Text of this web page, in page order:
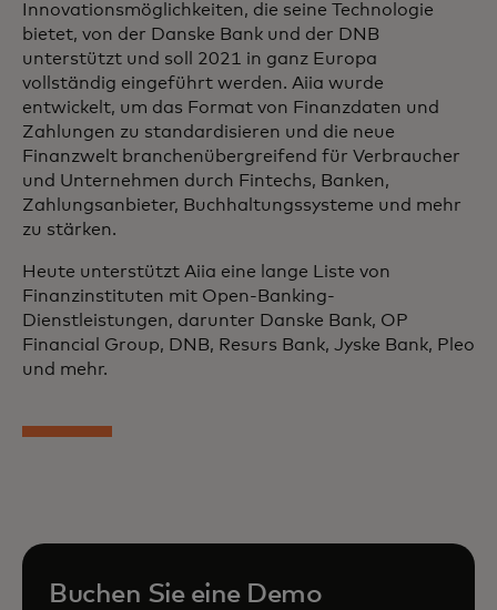
Innovationsmöglichkeiten, die seine Technologie
bietet, von der Danske Bank und der DNB
unterstützt und soll 2021 in ganz Europa
vollständig eingeführt werden. Aiia wurde
entwickelt, um das Format von Finanzdaten und
Zahlungen zu standardisieren und die neue
Finanzwelt branchenübergreifend für Verbraucher
und Unternehmen durch Fintechs, Banken,
Zahlungsanbieter, Buchhaltungssysteme und mehr
zu stärken.
Heute unterstützt Aiia eine lange Liste von
Finanzinstituten mit Open-Banking-
Dienstleistungen, darunter Danske Bank, OP
Financial Group, DNB, Resurs Bank, Jyske Bank, Pleo
und mehr.
Buchen Sie eine Demo